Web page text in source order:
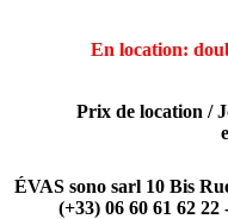
En location:
Prix de location /
ÉVAS sono sarl 10 Bis
(+33) 06 60 61 62 22